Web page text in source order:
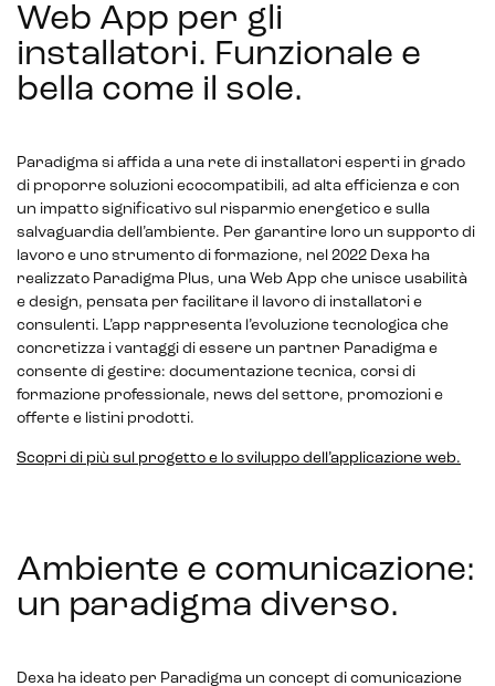
Web App per gli
installatori. Funzionale e
bella come il sole.
Paradigma si affida a una rete di installatori esperti in grado
di proporre soluzioni ecocompatibili, ad alta efficienza e con
un impatto significativo sul risparmio energetico e sulla
salvaguardia dell’ambiente. Per garantire loro un supporto di
lavoro e uno strumento di formazione, nel 2022 Dexa ha
realizzato Paradigma Plus, una Web App che unisce usabilità
e design, pensata per facilitare il lavoro di installatori e
consulenti. L’app rappresenta l’evoluzione tecnologica che
concretizza i vantaggi di essere un partner Paradigma e
consente di gestire: documentazione tecnica, corsi di
formazione professionale, news del settore, promozioni e
offerte e listini prodotti.
Scopri di più sul progetto e lo sviluppo dell’applicazione web.
Ambiente e comunicazione:
un paradigma diverso.
Dexa ha ideato per Paradigma un concept di comunicazione